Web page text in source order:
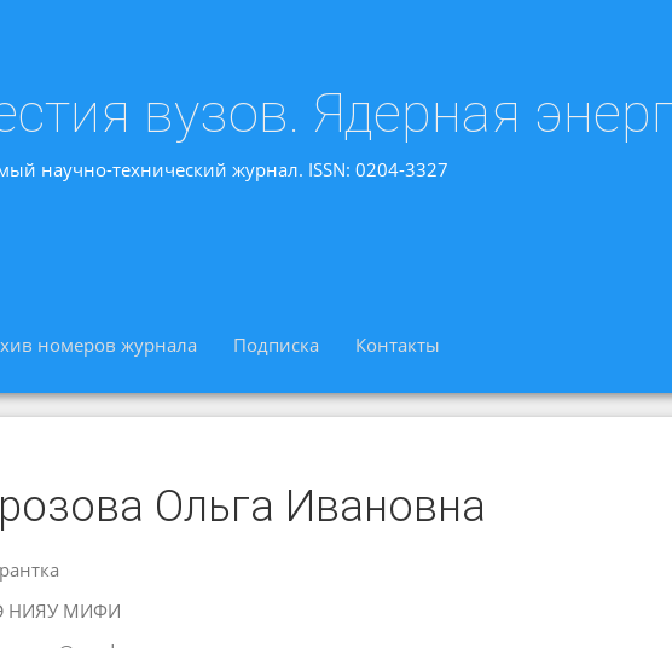
вузов. Ядерная
научно-технический журнал. ISSN: 0204-3327
номеров журнала Подписка Контакты
Ольга Ивановна
НИЯУ МИФИ